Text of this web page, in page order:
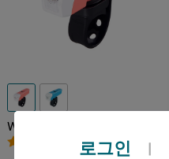
Wyvern 와이번 안티글레어
충전식 자전거 라이트
4
로그인